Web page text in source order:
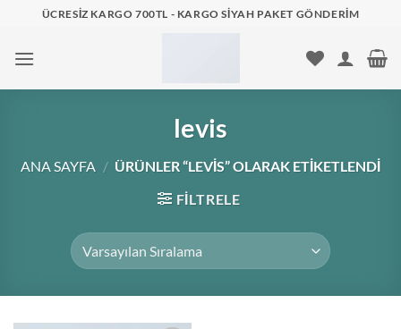
ÜCRESIZ KARGO 700TL - KARGO SIYAH PAKET GÖNDERIM
levis
ANA SAYFA / ÜRÜNLER “LEVIS” OLARAK ETIKETLENDI
FILTRELE